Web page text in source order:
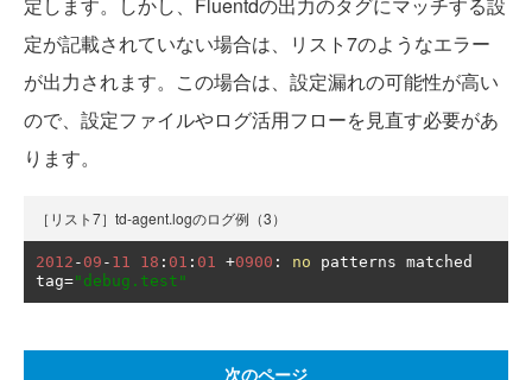
定が記載されていない場合は、リスト7のようなエラー
が出力されます。この場合は、設定漏れの可能性が高い
ので、設定ファイルやログ活用フローを見直す必要があ
ります。
［リスト7］td-agent.logのログ例（3）
2012 - 09 - 11 18 : 01 : 01 +0900 : no patterns matched
tag="debug.test"
次のページ